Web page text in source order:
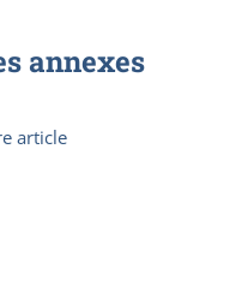
annexes
article